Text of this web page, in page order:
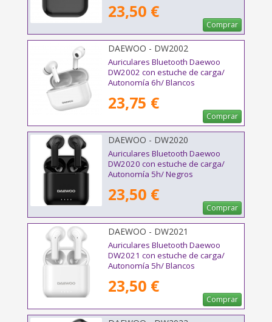
23,50 €
Comprar
DAEWOO - DW2002
Auriculares Bluetooth Daewoo
DW2002 con estuche de carga/
Autonomía 6h/ Blancos
23,75 €
Comprar
DAEWOO - DW2020
Auriculares Bluetooth Daewoo
DW2020 con estuche de carga/
Autonomía 5h/ Negros
23,50 €
Comprar
DAEWOO - DW2021
Auriculares Bluetooth Daewoo
DW2021 con estuche de carga/
Autonomía 5h/ Blancos
23,50 €
Comprar